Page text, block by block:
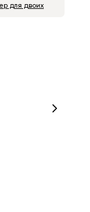
для двоих